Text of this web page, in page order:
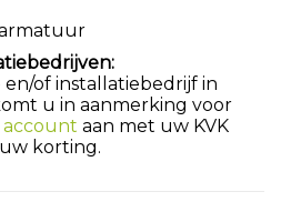
of installatiebedrijf in
u in aanmerking voor
account aan met uw KVK
korting.